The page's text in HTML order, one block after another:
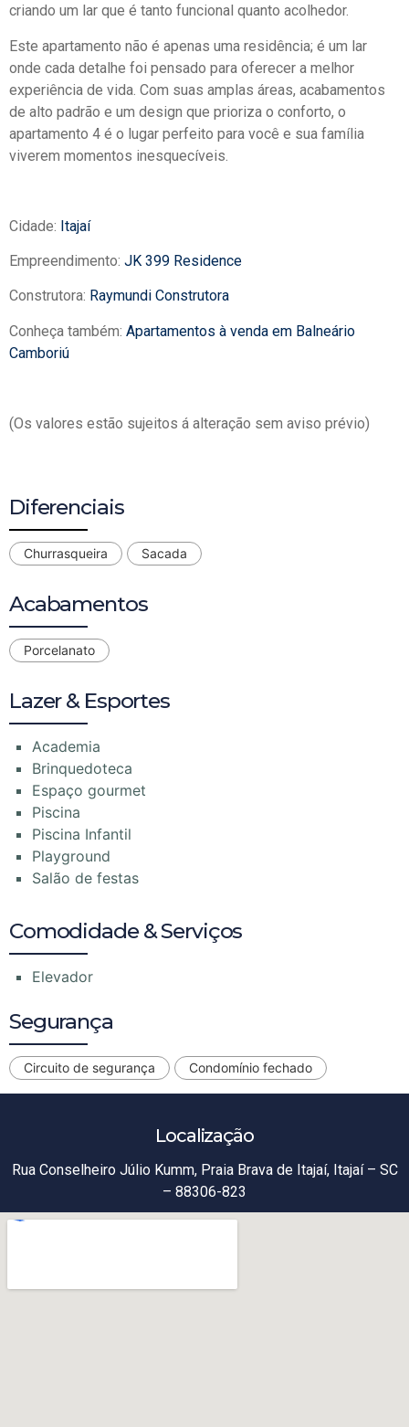
criando um lar que é tanto funcional quanto acolhedor.
Este apartamento não é apenas uma residência; é um lar
onde cada detalhe foi pensado para oferecer a melhor
experiência de vida. Com suas amplas áreas, acabamentos
de alto padrão e um design que prioriza o conforto, o
apartamento 4 é o lugar perfeito para você e sua família
viverem momentos inesquecíveis.
Cidade: Itajaí
Empreendimento: JK 399 Residence
Construtora: Raymundi Construtora
Conheça também: Apartamentos à venda em Balneário
Camboriú
(Os valores estão sujeitos á alteração sem aviso prévio)
Diferenciais
Churrasqueira Sacada
Acabamentos
Porcelanato
Lazer & Esportes
Academia
Brinquedoteca
Espaço gourmet
Piscina
Piscina Infantil
Playground
Salão de festas
Comodidade & Serviços
Elevador
Segurança
Circuito de segurança Condomínio fechado
Localização
Rua Conselheiro Júlio Kumm, Praia Brava de Itajaí, Itajaí – SC
– 88306-823